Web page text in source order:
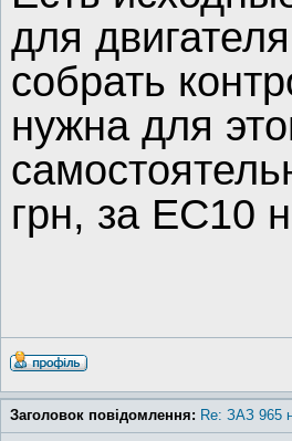
для
собрать
нужна для
грн, за ЕС10
Заголовок повідомлення: Re: ЗАЗ 965